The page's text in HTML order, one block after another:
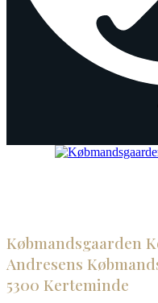
Købmandsgaarden
Andresens
5300 Kerteminde